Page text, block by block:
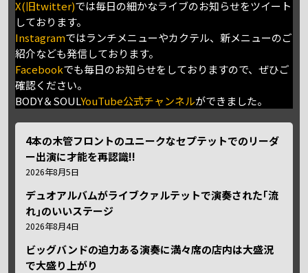
X(旧twitter)では毎日の細かなライブのお知らせをツイート
しております。
Instagramではランチメニューやカクテル、新メニューのご
紹介なども発信しております。
Facebookでも毎日のお知らせをしておりますので、ぜひご
確認ください。
BODY＆SOULYouTube公式チャンネルができました。
4本の木管フロントのユニークなセプテットでのリーダ
ー出演に才能を再認識!!
2026年8月5日
デュオアルバムがライブクァルテットで演奏された｢流
れ｣のいいステージ
2026年8月4日
ビッグバンドの迫力ある演奏に満々席の店内は大盛況
で大盛り上がり